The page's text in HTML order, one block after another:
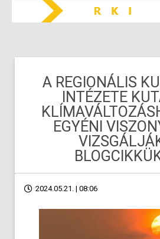
A REGIONÁLIS
INTÉZETE
EGYÉNI
2024.05.21. | 08:06